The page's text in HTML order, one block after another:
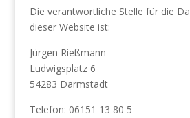
Die verantwortliche Stelle für die
dieser Website ist:
Jürgen Rießmann
Ludwigsplatz 6
54283 Darmstadt
Telefon: 06151 13 80 5